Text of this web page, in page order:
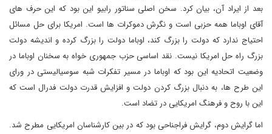
بعد از ایراد آن، بیان کرد. سخن اصلی سناتور رابیو این بود که این حرف های
آقای اوباما همه حزبی است و نگرش دموکرات ها است. امریکا برای حل مسائل
احتیاج ندارد که دولت را بزرگ کند، اوباما دولت را بزرگ کرده و اندیشه دولت
بزرگ راه حل امریکا نیست. نقد اساسی حزب جمهوری خواه به سخنان اوباما در
وضعیت اتحادیه این بود که اوباما در مسیر تفکرات شبه سوسیالیستی در ورای
این طرح ها، به دنبال بزرگ کردن دولت و افزایش قدرت دولت فدرال است که
این با روح و فرهنگ امریکایی در تضاد است.
اما گرایش دوم، گرایش فراجناحی بود که در بین کارشناسان امریکایی مطرح شد.